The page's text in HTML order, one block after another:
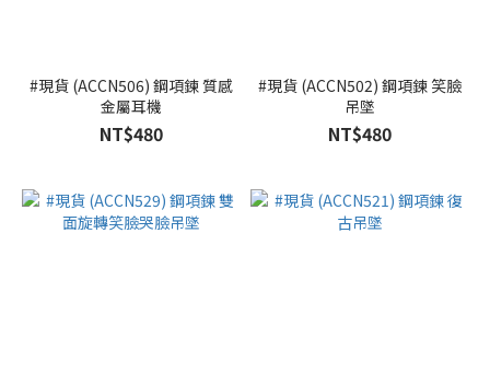
#現貨 (ACCN506) 鋼項鍊 質感
金屬耳機
NT$480
#現貨 (ACCN502) 鋼項鍊 笑臉
吊墜
NT$480